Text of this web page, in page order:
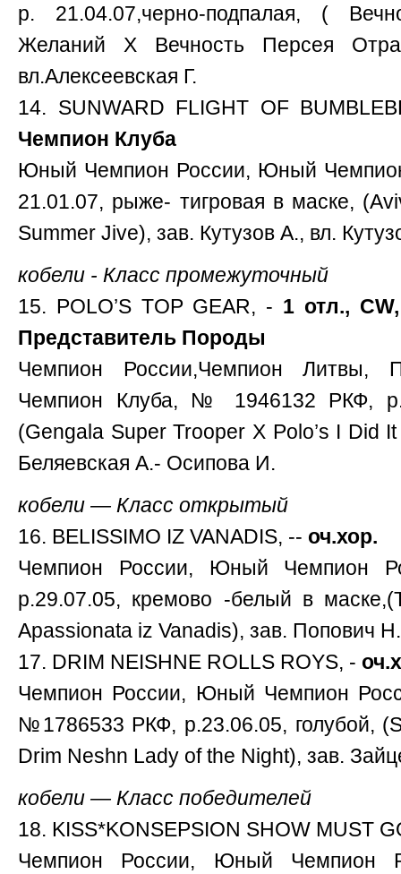
р. 21.04.07,черно-подпалая, (
Желаний Х Вечность Персея
вл.Алексеевская Г.
14. SUNWARD FLIGHT OF
Чемпион Клуба
Юный Чемпион России, Юный
21.01.07, рыже- тигровая в маске,
Summer Jive), зав. Кутузов А., вл.
кобели - Класс промежуточный
15. POLO’S TOP GEAR, - 1 отл.,
Представитель Породы
Чемпион России,Чемпион Литвы,
Чемпион Клуба, № 1946132 РКФ,
(Gengala Super Trooper X Polo’s I Did
Беляевская А.- Осипова И.
кобели — Класс открытый
16. BELISSIMO IZ VANADIS, -- оч.хор.
Чемпион России, Юный Чемпион
р.29.07.05, кремово -белый в
Apassionata iz Vanadis), зав. Попович
17. DRIM NEISHNE ROLLS ROYS, -
Чемпион России, Юный Чемпион
№1786533 РКФ, р.23.06.05, голубой,
Drim Neshn Lady of the Night), зав.
кобели — Класс победителей
18. KISS*KONSEPSION SHOW MUST
Чемпион России, Юный Чемпион